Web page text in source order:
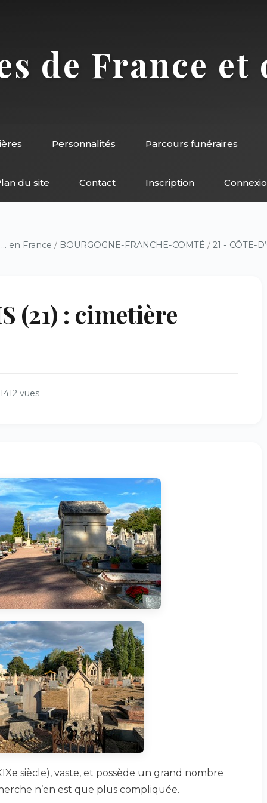
de France
Personnalités Parcours funéraires
du site Contact Inscription
... en France / BOURGOGNE-FRANCHE-COMTÉ / 21 - CÔTE-
(21) : cimetière
1412 vues
siècle), vaste, et possède un grand nombre
n’en est que plus compliquée.